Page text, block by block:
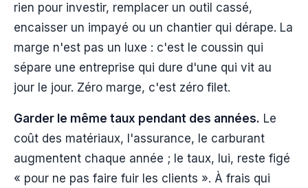
rien pour investir, remplacer un outil cassé,
encaisser un impayé ou un chantier qui dérape. La
marge n'est pas un luxe : c'est le coussin qui
sépare une entreprise qui dure d'une qui vit au
jour le jour. Zéro marge, c'est zéro filet.
Garder le même taux pendant des années. Le
coût des matériaux, l'assurance, le carburant
augmentent chaque année ; le taux, lui, reste figé
« pour ne pas faire fuir les clients ». À frais qui